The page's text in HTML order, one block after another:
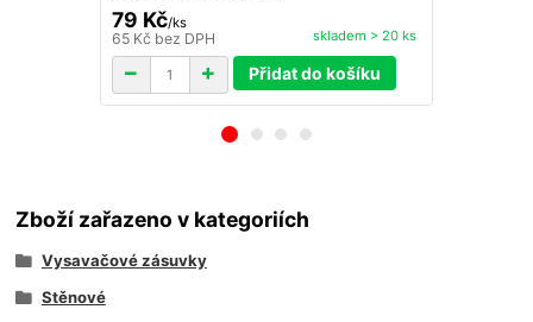
79 Kč/ks
65 Kč bez DPH skladem > 20 ks
Přidat do košíku
Zboží zařazeno v kategoriích
Vysavačové zásuvky
Stěnové